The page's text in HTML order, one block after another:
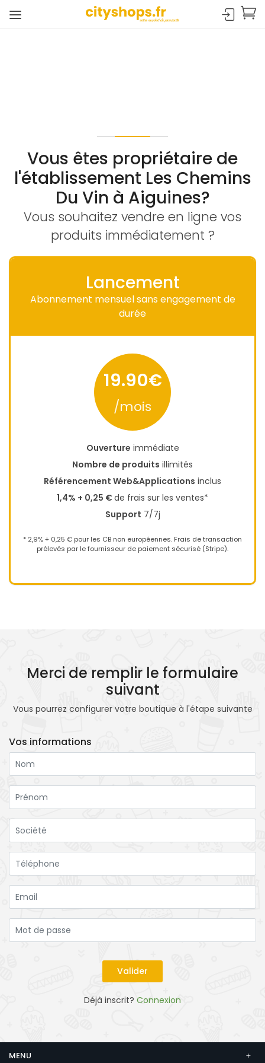
Vous êtes propriétaire de
l'établissement Les Chemins
Du Vin à Aiguines?
Vous souhaitez vendre en ligne vos
produits immédiatement ?
Lancement
Abonnement mensuel sans engagement de
durée
19.90€
/mois
Ouverture immédiate
Nombre de produits illimités
Référencement Web&Applications inclus
1,4% + 0,25 €de frais sur les ventes*
Support 7/7j
* 2,9% + 0,25 € pour les CB non européennes. Frais de transaction
prélevés par le fournisseur de paiement sécurisé (Stripe).
Merci de remplir le formulaire
suivant
Vous pourrez configurer votre boutique à l'étape suivante
Vos informations
Déjà inscrit? Connexion
MENU